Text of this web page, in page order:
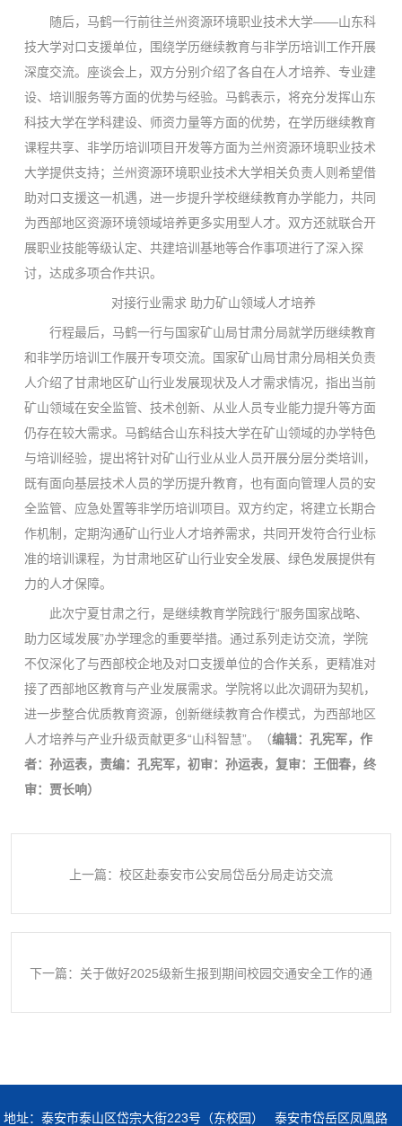
随后，马鹤一行前往兰州资源环境职业技术大学——山东科
技大学对口支援单位，围绕学历继续教育与非学历培训工作开展
深度交流。座谈会上，双方分别介绍了各自在人才培养、专业建
设、培训服务等方面的优势与经验。马鹤表示，将充分发挥山东
科技大学在学科建设、师资力量等方面的优势，在学历继续教育
课程共享、非学历培训项目开发等方面为兰州资源环境职业技术
大学提供支持；兰州资源环境职业技术大学相关负责人则希望借
助对口支援这一机遇，进一步提升学校继续教育办学能力，共同
为西部地区资源环境领域培养更多实用型人才。双方还就联合开
展职业技能等级认定、共建培训基地等合作事项进行了深入探
讨，达成多项合作共识。
对接行业需求 助力矿山领域人才培养
行程最后，马鹤一行与国家矿山局甘肃分局就学历继续教育
和非学历培训工作展开专项交流。国家矿山局甘肃分局相关负责
人介绍了甘肃地区矿山行业发展现状及人才需求情况，指出当前
矿山领域在安全监管、技术创新、从业人员专业能力提升等方面
仍存在较大需求。马鹤结合山东科技大学在矿山领域的办学特色
与培训经验，提出将针对矿山行业从业人员开展分层分类培训，
既有面向基层技术人员的学历提升教育，也有面向管理人员的安
全监管、应急处置等非学历培训项目。双方约定，将建立长期合
作机制，定期沟通矿山行业人才培养需求，共同开发符合行业标
准的培训课程，为甘肃地区矿山行业安全发展、绿色发展提供有
力的人才保障。
此次宁夏甘肃之行，是继续教育学院践行“服务国家战略、
助力区域发展”办学理念的重要举措。通过系列走访交流，学院
不仅深化了与西部校企地及对口支援单位的合作关系，更精准对
接了西部地区教育与产业发展需求。学院将以此次调研为契机，
进一步整合优质教育资源，创新继续教育合作模式，为西部地区
人才培养与产业升级贡献更多“山科智慧”。（编辑：孔宪军，作
者：孙运表，责编：孔宪军，初审：孙运表，复审：王佃春，终
审：贾长响）
上一篇：校区赴泰安市公安局岱岳分局走访交流
下一篇：关于做好2025级新生报到期间校园交通安全工作的通
地址：泰安市泰山区岱宗大街223号（东校园） 泰安市岱岳区凤凰路